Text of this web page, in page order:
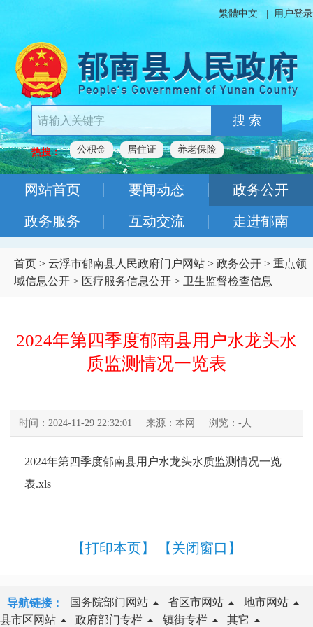
繁體中文 用户登录
搜 索
热搜： 公积金 居住证 养老保险
网站首页 要闻动态 政务公开
政务服务 互动交流 走进郁南
首页 > 云浮市郁南县人民政府门户网站 > 政务公开 > 重点领
域信息公开 > 医疗服务信息公开 > 卫生监督检查信息
2024年第四季度郁南县用户水龙头水
质监测情况一览表
时间：2024-11-29 22:32:01 来源：本网 浏览： - 人
2024年第四季度郁南县用户水龙头水质监测情况一览
表.xls
【打印本页】 【关闭窗口】
导航链接： 国务院部门网站 省区市网站
地市网站
县市区网站
政府部门专栏 镇街专栏 其它